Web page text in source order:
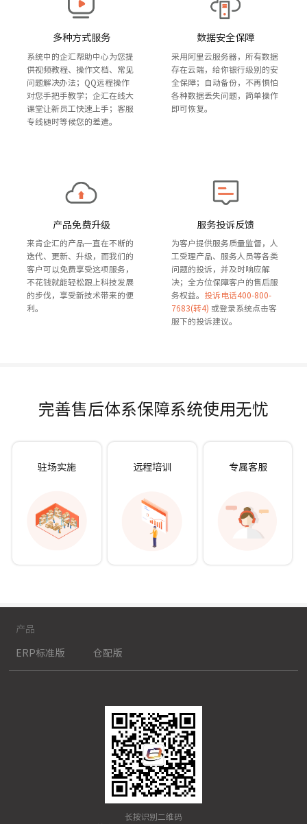
多种方式服务
系统中的企汇帮助中心为您提
供视频教程、操作文档、常见
问题解决办法；QQ远程操作
对您手把手教学；企汇在线大
课堂让新员工快速上手；客服
专线随时等候您的差遣。
数据安全保障
采用阿里云服务器，所有数据
存在云端，给你银行级别的安
全保障；自动备份，不再惧怕
各种数据丢失问题，简单操作
即可恢复。
产品免费升级
来肯企汇的产品一直在不断的
迭代、更新、升级，而我们的
客户可以免费享受这项服务，
不花钱就能轻松跟上科技发展
的步伐，享受新技术带来的便
利。
服务投诉反馈
为客户提供服务质量监督，人
工受理产品、服务人员等各类
问题的投诉，并及时响应解
决；全方位保障客户的售后服
务权益。 投诉电话400-800-
7683(转4) 或登录系统点击客
服下的投诉建议。
完善售后体系保障系统使用无忧
驻场实施 远程培训 专属客服
产品
ERP标准版 仓配版
长按识别二维码